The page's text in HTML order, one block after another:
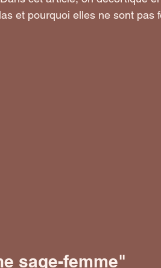
et pourquoi elles ne sont pas
sage-femme"